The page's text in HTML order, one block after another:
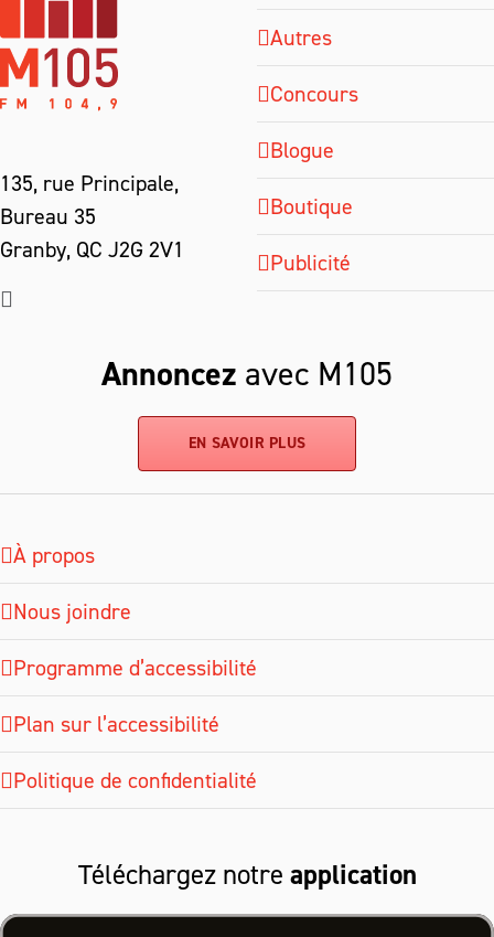
135, rue Principale,
Bureau 35
Granby, QC J2G 2V1
Autres
Concours
Blogue
Boutique
Publicité
Annoncez avec M105
EN SAVOIR PLUS
À propos
Nous joindre
Programme d’accessibilité
Plan sur l’accessibilité
Politique de confidentialité
Téléchargez notre application